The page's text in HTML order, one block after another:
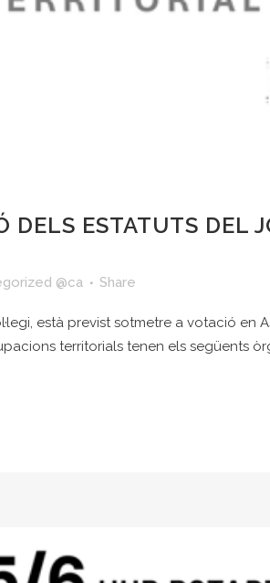
DELS ESTATUTS DEL
@ca Share
està previst sotmetre a votació en
territorials tenen els següents